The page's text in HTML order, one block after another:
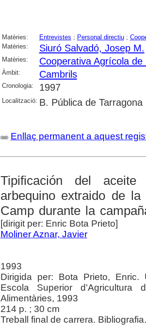
Matèries: Entrevistes ; Personal directiu;
Matèries:
Siuró Salvadó, Josep M.
Matèries: Cooperativa Agrícola de
Àmbit: Cambrils
Cronologia: 1997
Localització: B. Pública de Tarragona
Enllaç permanent a aquest
Tipificación del
arbequino extraido de
Camp durante la
[dirigit per: Enric Bota Prieto]
Moliner Aznar, Javier
1993
Dirigida per: Bota Prieto, Enric.
Escola Superior d'Agricultura
Alimentàries, 1993
214 p. ; 30 cm
Treball final de carrera. Bibliografia.